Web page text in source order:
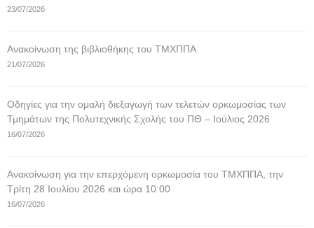
23/07/2026
Ανακοίνωση της βιβλιοθήκης του ΤΜΧΠΠΑ
21/07/2026
Οδηγίες για την ομαλή διεξαγωγή των τελετών ορκωμοσίας των
Τμημάτων της Πολυτεχνικής Σχολής του ΠΘ – Ιούλιος 2026
16/07/2026
Ανακοίνωση για την επερχόμενη ορκωμοσία του ΤΜΧΠΠΑ, την
Τρίτη 28 Ιουλίου 2026 και ώρα 10:00
16/07/2026